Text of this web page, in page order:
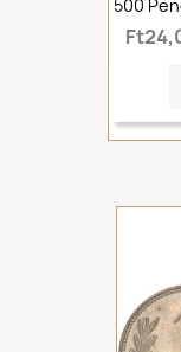
500